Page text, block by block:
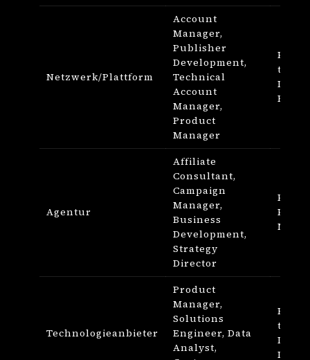
Netzwerk/Plattform
Account
Manager,
Publisher
Development,
Technical
Account
Manager,
Product
Manager
Agentur
Affiliate
Consultant,
Campaign
Manager,
Business
Development,
Strategy
Director
Technologieanbieter
Product
Manager,
Solutions
Engineer, Data
Analyst,